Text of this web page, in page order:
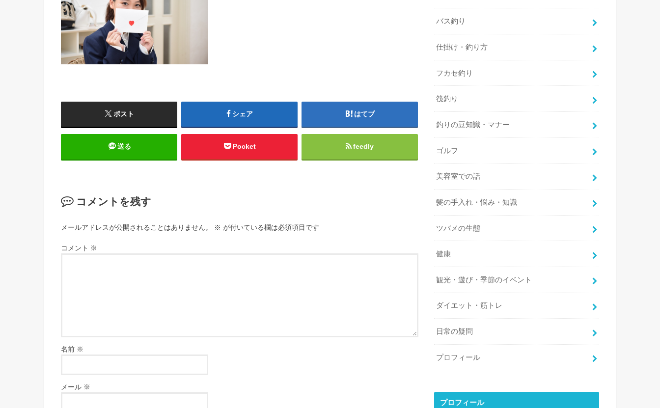
ポスト シェア はてブ
送る Pocket feedly
コメントを残す
メールアドレスが公開されることはありません。 ※ が付いている欄は必須項目です
コメント ※
名前 ※
メール ※
バス釣り
仕掛け・釣り方
フカセ釣り
筏釣り
釣りの豆知識・マナー
ゴルフ
美容室での話
髪の手入れ・悩み・知識
ツバメの生態
健康
観光・遊び・季節のイベント
ダイエット・筋トレ
日常の疑問
プロフィール
プロフィール